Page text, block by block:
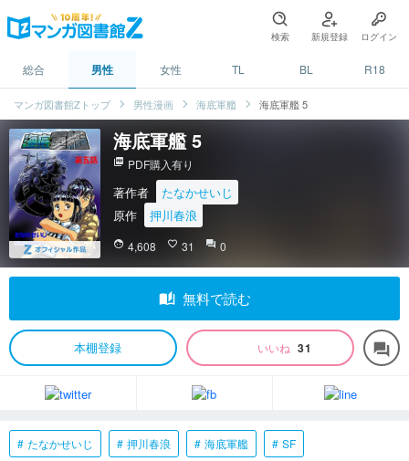
検索 新規登録 ログイン
総合 男性 女性 TL BL R18
マンガ図書館Zトップ 男性漫画 海底軍艦 海底軍艦 5
海底軍艦 5
picture_as_pdf PDF購入有り
著作者
たなかせいじ
原作
押川春浪
face 4,608 favorite_border 31 question_answer 0
auto_stories 無料で読む
本棚登録 いいね 31 forum
たなかせいじ 押川春浪 海底軍艦 SF